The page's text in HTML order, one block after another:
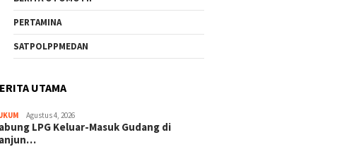
PERTAMINA
SATPOLPPMEDAN
UTAMA
Agustus 4, 2026
LPG Keluar-Masuk Gudang di